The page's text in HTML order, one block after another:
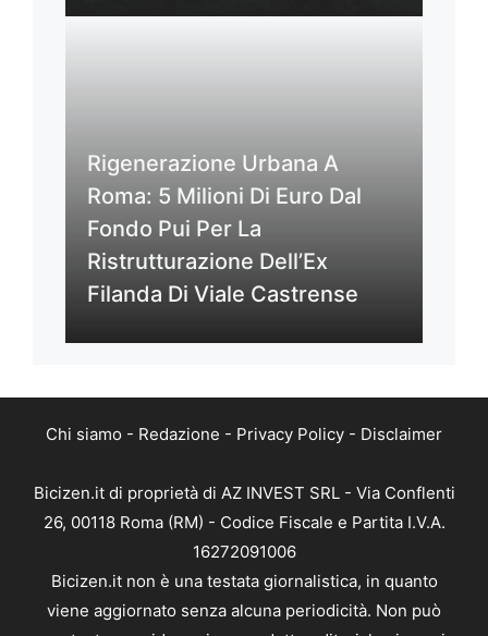
Rigenerazione Urbana A
Roma: 5 Milioni Di Euro Dal
Fondo Pui Per La
Ristrutturazione Dell’Ex
Filanda Di Viale Castrense
Chi siamo - Redazione - Privacy Policy - Disclaimer
Bicizen.it di proprietà di AZ INVEST SRL - Via Conflenti
26, 00118 Roma (RM) - Codice Fiscale e Partita I.V.A.
16272091006
Bicizen.it non è una testata giornalistica, in quanto
viene aggiornato senza alcuna periodicità. Non può